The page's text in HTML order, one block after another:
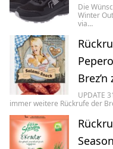
Die
Winter
via…
UPDATE
immer weitere Rückrufe der